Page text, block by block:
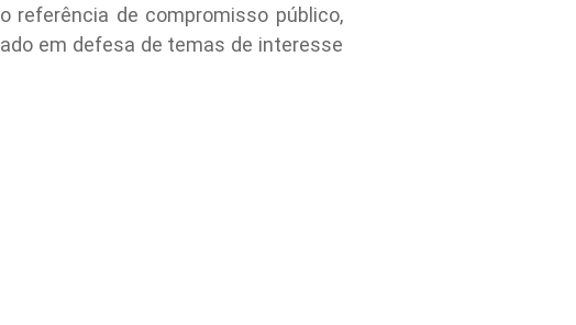
referência de compromisso público,
em defesa de temas de interesse